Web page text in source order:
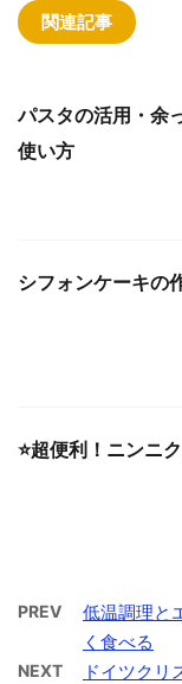
関連記事
パスタの活用・余
使い方
シフォンケーキの
⭐️超便利！ニンニ
PREV
低温調理と
く食べる
NEXT
ドイツクリ